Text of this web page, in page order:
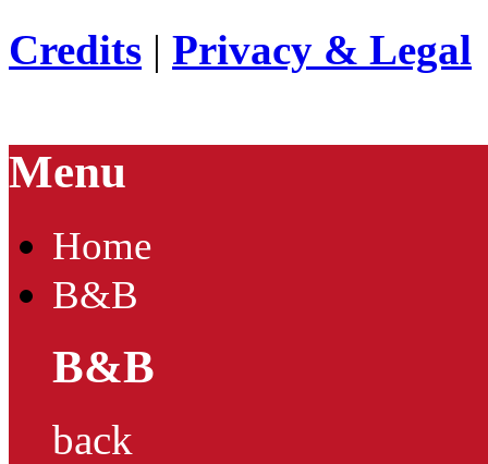
Credits | Privacy & Legal
Menu
Home
B&B
B&B
back